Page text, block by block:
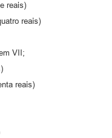
reais)
reais)
VII;
reais)